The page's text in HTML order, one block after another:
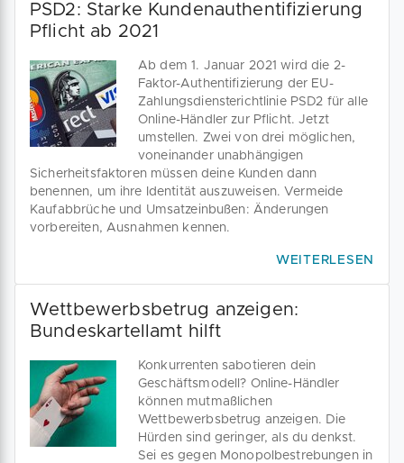
PSD2: Starke Kundenauthentifizierung
Pflicht ab 2021
Ab dem 1. Januar 2021 wird die 2-
Faktor-Authentifizierung der EU-
Zahlungsdiensterichtlinie PSD2 für alle
Online-Händler zur Pflicht. Jetzt
umstellen. Zwei von drei möglichen,
voneinander unabhängigen
Sicherheitsfaktoren müssen deine Kunden dann
benennen, um ihre Identität auszuweisen. Vermeide
Kaufabbrüche und Umsatzeinbußen: Änderungen
vorbereiten, Ausnahmen kennen.
WEITERLESEN
Wettbewerbsbetrug anzeigen:
Bundeskartellamt hilft
Konkurrenten sabotieren dein
Geschäftsmodell? Online-Händler
können mutmaßlichen
Wettbewerbsbetrug anzeigen. Die
Hürden sind geringer, als du denkst.
Sei es gegen Monopolbestrebungen in